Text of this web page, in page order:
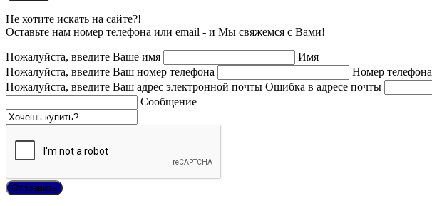
Не хотите искать на сайте?!
Оставьте нам номер телефона или email - и Мы свяжемся с Вами!
Пожалуйста, введите Ваше имя
Имя
Пожалуйста, введите Ваш номер телефона
Номер телефона
Пожалуйста, введите Ваш адрес электронной почты Ошибка в адресе почты
Сообщение